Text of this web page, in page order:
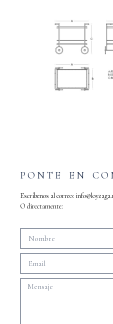
PONTE EN
Escríbenos al correo:
O directamente: